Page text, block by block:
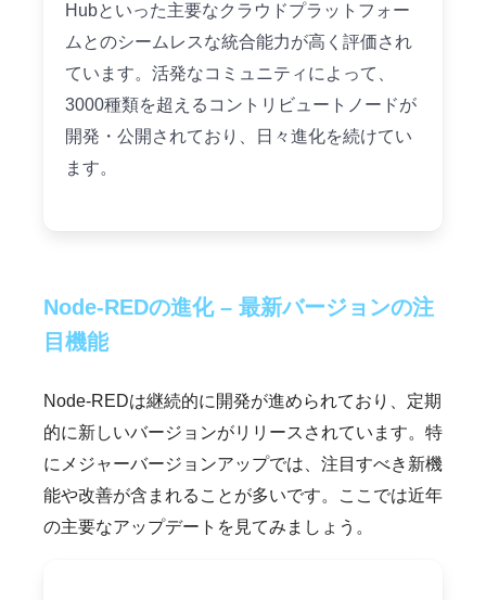
Hubといった主要なクラウドプラットフォー
ムとのシームレスな統合能力が高く評価され
ています。活発なコミュニティによって、
3000種類を超えるコントリビュートノードが
開発・公開されており、日々進化を続けてい
ます。
Node-REDの進化 – 最新バージョンの注
目機能
Node-REDは継続的に開発が進められており、定期
的に新しいバージョンがリリースされています。特
にメジャーバージョンアップでは、注目すべき新機
能や改善が含まれることが多いです。ここでは近年
の主要なアップデートを見てみましょう。